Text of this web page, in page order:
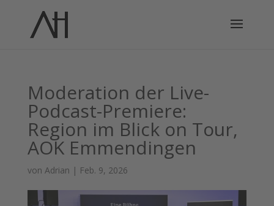
Moderation der Live-
Podcast-Premiere:
Region im Blick on Tour,
AOK Emmendingen
von Adrian | Feb. 9, 2026